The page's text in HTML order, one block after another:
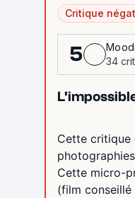
Critique
5
34
Cette critique
Cette micro-
(film conseillé